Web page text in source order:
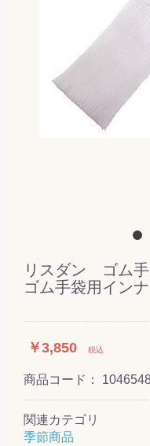
リスダン ゴム
ゴム手袋用イン
￥3,850 税込
商品コード：
関連カテゴリ
季節商品